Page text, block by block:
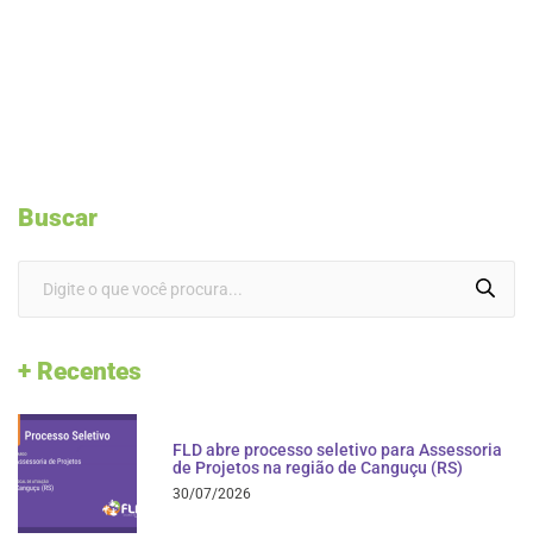
Buscar
+ Recentes
FLD abre processo seletivo para Assessoria
de Projetos na região de Canguçu (RS)
30/07/2026